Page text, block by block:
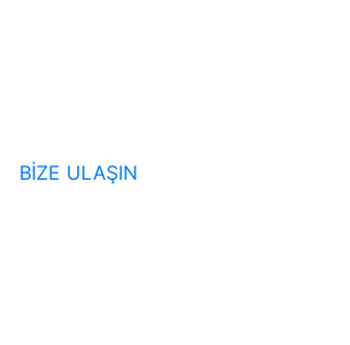
BİZE ULAŞIN